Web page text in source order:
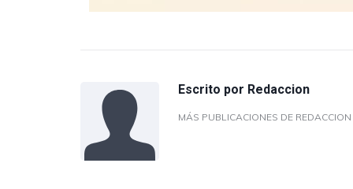
Escrito por Redaccion
MÁS PUBLICACIONES DE REDACCION